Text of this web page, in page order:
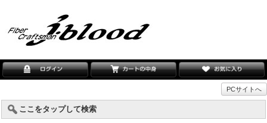
PCサイトへ
ここをタップして検索